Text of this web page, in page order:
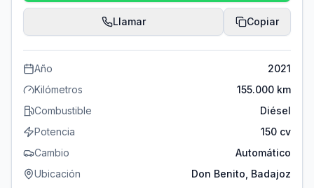
Llamar Copiar
Año
2021
Kilómetros
155.000 km
Combustible
Diésel
Potencia
150 cv
Cambio
Automático
Ubicación
Don Benito, Badajoz